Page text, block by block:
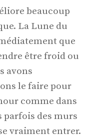
beaucoup
La Lune du
que
être froid ou
avons
le faire pour
comme dans
des murs
vraiment entrer.